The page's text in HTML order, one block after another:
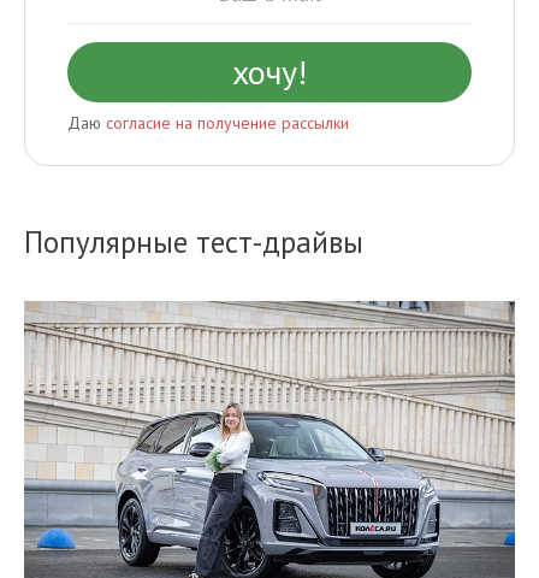
Даю согласие на получение рассылки
Популярные тест-драйвы